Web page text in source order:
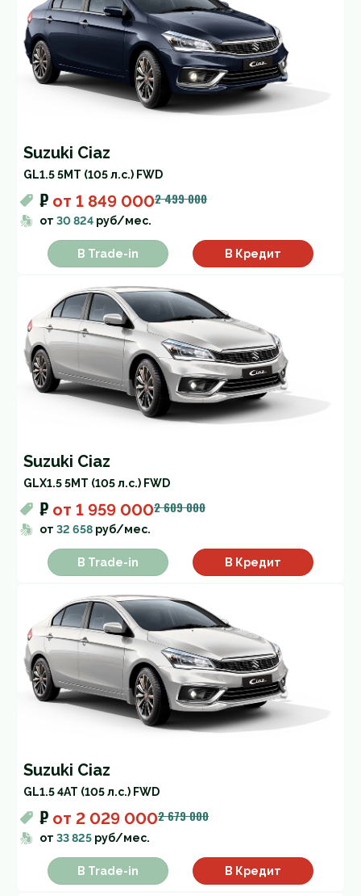
Suzuki Ciaz
GL1.5 5MT (105 л.с.) FWD
₽ от 1 849 0002 499 000
от 30 824 руб/мес.
В Trade-in В Кредит
Suzuki Ciaz
GLX1.5 5MT (105 л.с.) FWD
₽ от 1 959 0002 609 000
от 32 658 руб/мес.
В Trade-in В Кредит
Suzuki Ciaz
GL1.5 4AT (105 л.с.) FWD
₽ от 2 029 0002 679 000
от 33 825 руб/мес.
В Trade-in В Кредит